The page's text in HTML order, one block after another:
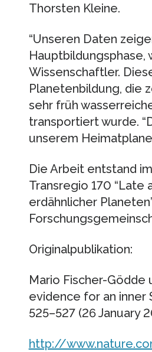
Thorsten Kleine.
“Unseren Daten
Hauptbildungsphase,
Wissenschaftler.
Planetenbildung, die
sehr früh
transportiert wurde.
unserem
Die Arbeit entstand
Transregio 170 “Late
erdähnlicher
Originalpublikation:
Mario Fischer-Gödde
evidence for an inner
525–527 (26 January
http://